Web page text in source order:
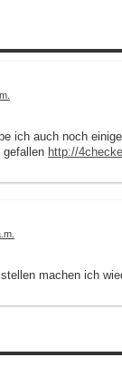
ich auch noch
gefallen http://
machen ich